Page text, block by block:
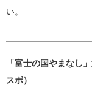
い。
「富士の国やまなし
スポ）